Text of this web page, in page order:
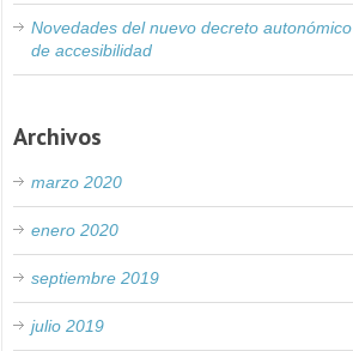
Novedades del nuevo decreto autonómico
de accesibilidad
Archivos
marzo 2020
enero 2020
septiembre 2019
julio 2019